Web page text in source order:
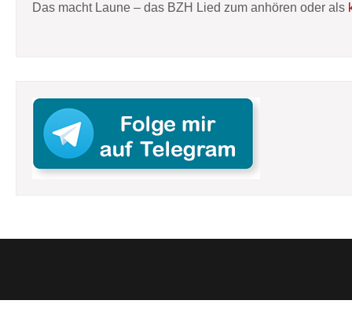
Das macht Laune – das BZH Lied zum anhören oder als